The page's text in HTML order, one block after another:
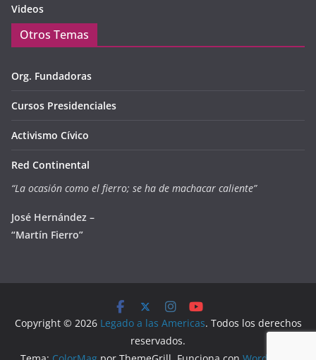
Videos
Otros Temas
Org. Fundadoras
Cursos Presidenciales
Activismo Cívico
Red Continental
“La ocasión como el fierro; se ha de machacar caliente”
José Hernández –
“Martín Fierro”
Copyright © 2026 Legado a las Americas. Todos los derechos
reservados.